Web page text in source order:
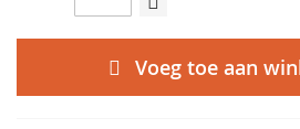
Voeg toe aan